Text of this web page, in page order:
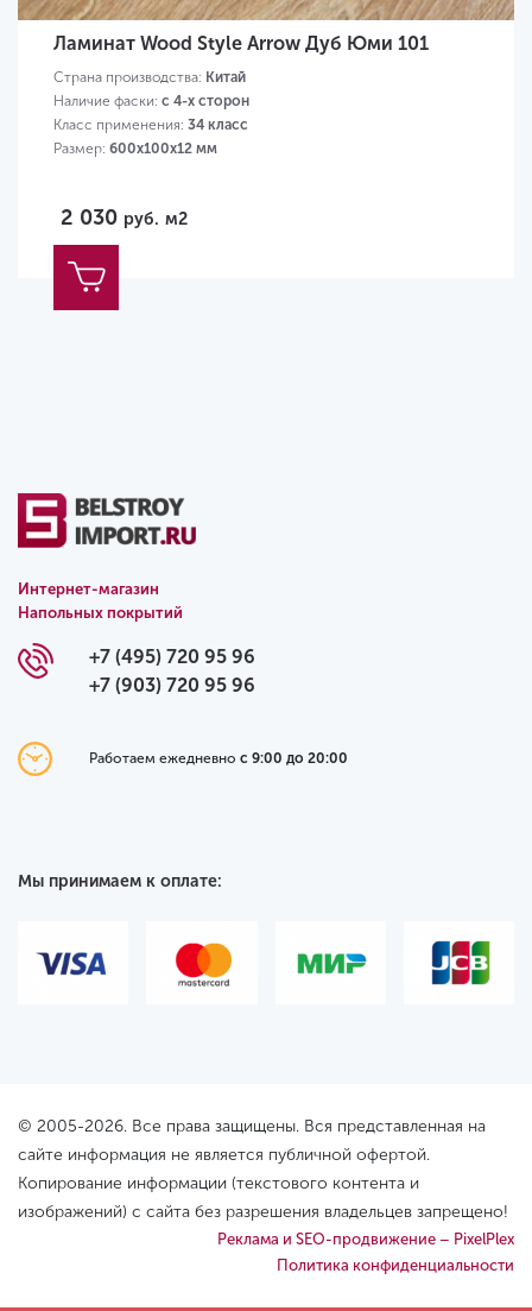
Ламинат Wood Style Arrow Дуб Юми 101
Страна производства: Китай
Наличие фаски: с 4-х сторон
Класс применения: 34 класс
Размер: 600х100х12 мм
2 030 руб. м2
Интернет-магазин
Напольных покрытий
+7 (495) 720 95 96
+7 (903) 720 95 96
Работаем ежедневно с 9:00 до 20:00
Мы принимаем к оплате:
© 2005-2026. Все права защищены. Вся представленная на
сайте информация не является публичной офертой.
Копирование информации (текстового контента и
изображений) с сайта без разрешения владельцев запрещено!
Реклама и SEO-продвижение – PixelPlex
Политика конфиденциальности